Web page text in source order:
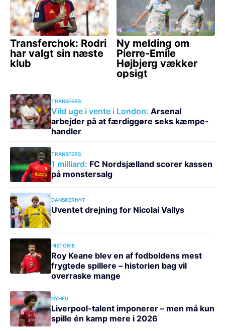
TRANSFERS
Vild uge i vente i London: Arsenal
arbejder på at færdiggøre seks kæmpe-
handler
TRANSFERS
1 milliard: FC Nordsjælland scorer kassen
på monstersalg
DANSKERNYT
Uventet drejning for Nicolai Vallys
HISTORIE
Roy Keane blev en af fodboldens mest
frygtede spillere – historien bag vil
overraske mange
NYHED
Liverpool-talent imponerer – men må kun
spille én kamp mere i 2026